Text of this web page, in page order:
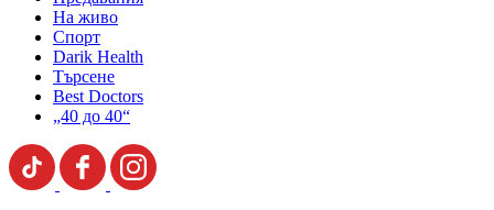
На живо
Спорт
Darik Health
Търсене
Best Doctors
„40 до 40“